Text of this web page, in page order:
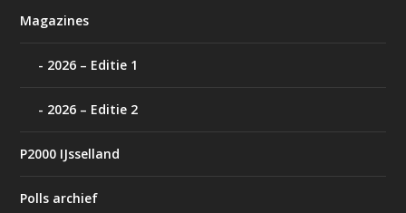
Magazines
2026 – Editie 1
2026 – Editie 2
P2000 IJsselland
Polls archief